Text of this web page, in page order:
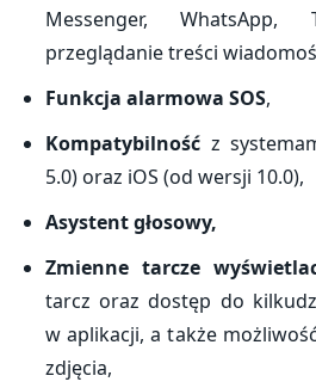
Messenger,
przeglądanie treści
Funkcja alarmowa SOS,
Kompatybilność z
5.0) oraz iOS (od wersji 10.0),
Asystent głosowy,
Zmienne tarcze
tarcz oraz dostęp do
w aplikacji, a także
zdjęcia,